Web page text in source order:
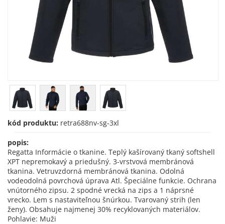
kód produktu: retra688nv-sg-3xl
popis:
Regatta Informácie o tkanine. Teplý kašírovaný tkaný softshell
XPT nepremokavý a priedušný. 3-vrstvová membránová
tkanina. Vetruvzdorná membránová tkanina. Odolná
vodeodolná povrchová úprava Atl. Špeciálne funkcie. Ochrana
vnútorného zipsu. 2 spodné vrecká na zips a 1 náprsné
vrecko. Lem s nastaviteľnou šnúrkou. Tvarovaný strih (len
ženy). Obsahuje najmenej 30% recyklovaných materiálov.
Pohlavie: Muži